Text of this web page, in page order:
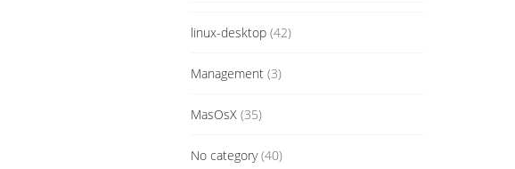
linux-desktop(42)
Management(3)
MasOsX(35)
No category(40)